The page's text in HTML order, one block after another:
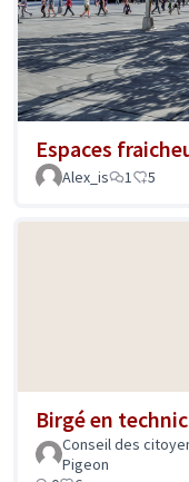
Espaces
Alex_is
1 5
Birgé en
Conseil des
Pigeon